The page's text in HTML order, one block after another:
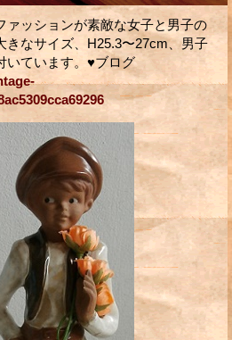
ァッションが素敵な女子と男子の
きなサイズ、H25.3〜27cm、男子
いています。♥ブログ